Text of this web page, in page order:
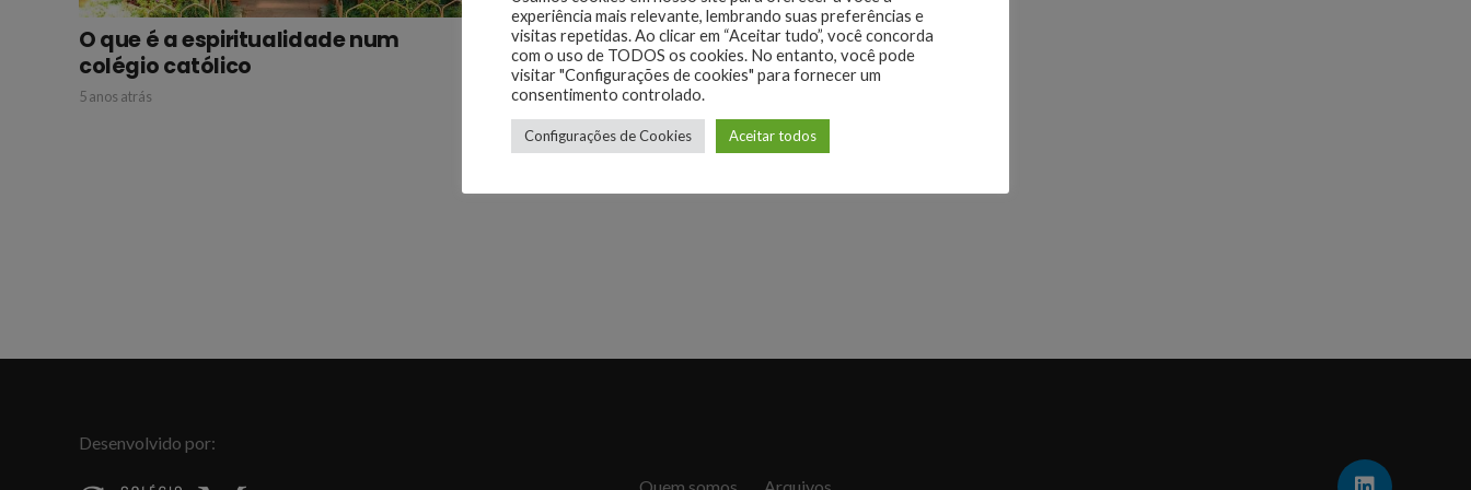
O que é a espiritualidade num
colégio católico
5 anos atrás
Desenvolvido por:
Quem somos Arquivos
experiência mais relevante, lembrando suas preferências e
visitas repetidas. Ao clicar em “Aceitar tudo”, você concorda
com o uso de TODOS os cookies. No entanto, você pode
visitar "Configurações de cookies" para fornecer um
consentimento controlado.
Configurações de Cookies Aceitar todos